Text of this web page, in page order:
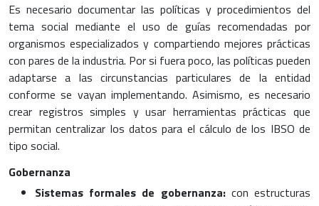
Es necesario documentar las políticas y procedimientos del
tema social mediante el uso de guías recomendadas por
organismos especializados y compartiendo mejores prácticas
con pares de la industria. Por si fuera poco, las políticas pueden
adaptarse a las circunstancias particulares de la entidad
conforme se vayan implementando. Asimismo, es necesario
crear registros simples y usar herramientas prácticas que
permitan centralizar los datos para el cálculo de los IBSO de
tipo social.
Gobernanza
Sistemas formales de gobernanza: con estructuras